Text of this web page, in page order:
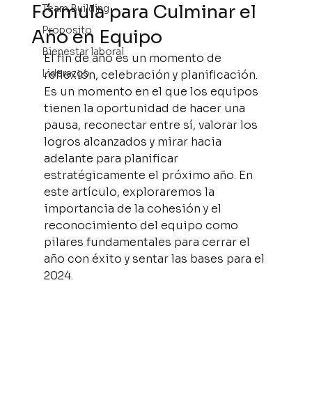
Team Building
Proposito
Bienestar laboral
Liderazgo
Fórmula para Culminar el
Año en Equipo
El fin de año es un momento de
reflexión, celebración y planificación.
Es un momento en el que los equipos
tienen la oportunidad de hacer una
pausa, reconectar entre sí, valorar los
logros alcanzados y mirar hacia
adelante para planificar
estratégicamente el próximo año. En
este artículo, exploraremos la
importancia de la cohesión y el
reconocimiento del equipo como
pilares fundamentales para cerrar el
año con éxito y sentar las bases para el
2024.